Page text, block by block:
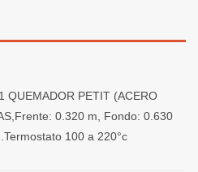
QUEMADOR PETIT (ACERO
0.320 m, Fondo: 0.630
100 a 220°c